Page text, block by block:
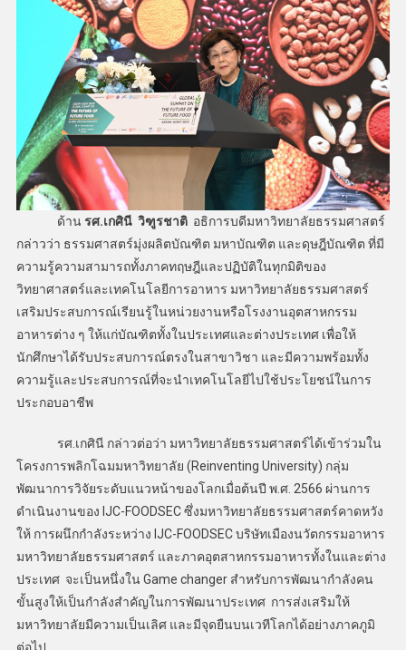
ด้านรศ.เกศินี วิฑูรชาติอธิการบดีมหาวิทยาลัยธรรมศาสตร์
กล่าวว่า ธรรมศาสตร์มุ่งผลิตบัณฑิต มหาบัณฑิต และดุษฎีบัณฑิต ที่มี
ความรู้ความสามารถทั้งภาคทฤษฎีและปฏิบัติในทุกมิติของ
วิทยาศาสตร์และเทคโนโลยีการอาหาร มหาวิทยาลัยธรรมศาสตร์
เสริมประสบการณ์เรียนรู้ในหน่วยงานหรือโรงงานอุตสาหกรรม
อาหารต่าง ๆ ให้แก่บัณฑิตทั้งในประเทศและต่างประเทศ เพื่อให้
นักศึกษาได้รับประสบการณ์ตรงในสาขาวิชา และมีความพร้อมทั้ง
ความรู้และประสบการณ์ที่จะนำเทคโนโลยีไปใช้ประโยชน์ในการ
ประกอบอาชีพ
รศ.เกศินี กล่าวต่อว่า มหาวิทยาลัยธรรมศาสตร์ได้เข้าร่วมใน
โครงการพลิกโฉมมหาวิทยาลัย (Reinventing University) กลุ่ม
พัฒนาการวิจัยระดับแนวหน้าของโลกเมื่อต้นปี พ.ศ. 2566 ผ่านการ
ดำเนินงานของ IJC-FOODSEC ซึ่งมหาวิทยาลัยธรรมศาสตร์คาดหวัง
ให้ การผนึกกำลังระหว่าง IJC-FOODSEC บริษัทเมืองนวัตกรรมอาหาร
มหาวิทยาลัยธรรมศาสตร์ และภาคอุตสาหกรรมอาหารทั้งในและต่าง
ประเทศ จะเป็นหนึ่งใน Game changer สำหรับการพัฒนากำลังคน
ขั้นสูงให้เป็นกำลังสำคัญในการพัฒนาประเทศ การส่งเสริมให้
มหาวิทยาลัยมีความเป็นเลิศ และมีจุดยืนบนเวทีโลกได้อย่างภาคภูมิ